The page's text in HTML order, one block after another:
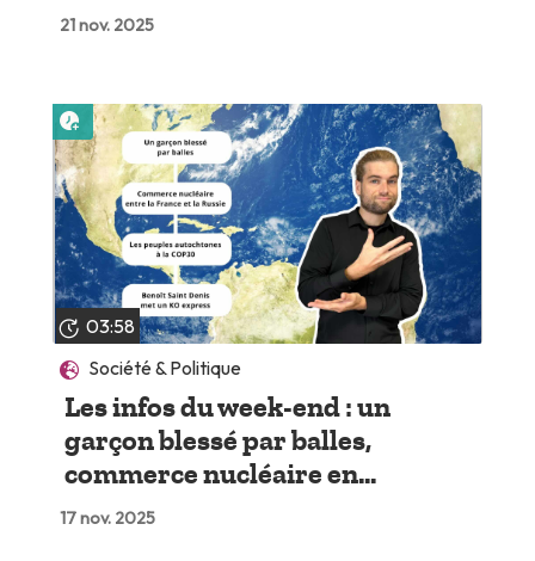
21 nov. 2025
03:58
Société & Politique
Les infos du week-end : un
garçon blessé par balles,
commerce nucléaire en...
17 nov. 2025
Lire plus tard